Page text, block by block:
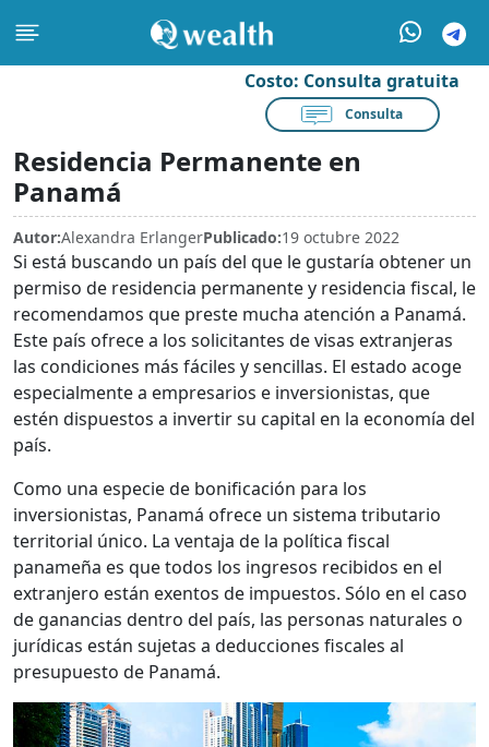
Costo: Consulta gratuita
Consulta
Residencia Permanente en
Panamá
Autor:Alexandra ErlangerPublicado:19 octubre 2022
Si está buscando un país del que le gustaría obtener un
permiso de residencia permanente y residencia fiscal, le
recomendamos que preste mucha atención a Panamá.
Este país ofrece a los solicitantes de visas extranjeras
las condiciones más fáciles y sencillas. El estado acoge
especialmente a empresarios e inversionistas, que
estén dispuestos a invertir su capital en la economía del
país.
Como una especie de bonificación para los
inversionistas, Panamá ofrece un sistema tributario
territorial único. La ventaja de la política fiscal
panameña es que todos los ingresos recibidos en el
extranjero están exentos de impuestos. Sólo en el caso
de ganancias dentro del país, las personas naturales o
jurídicas están sujetas a deducciones fiscales al
presupuesto de Panamá.